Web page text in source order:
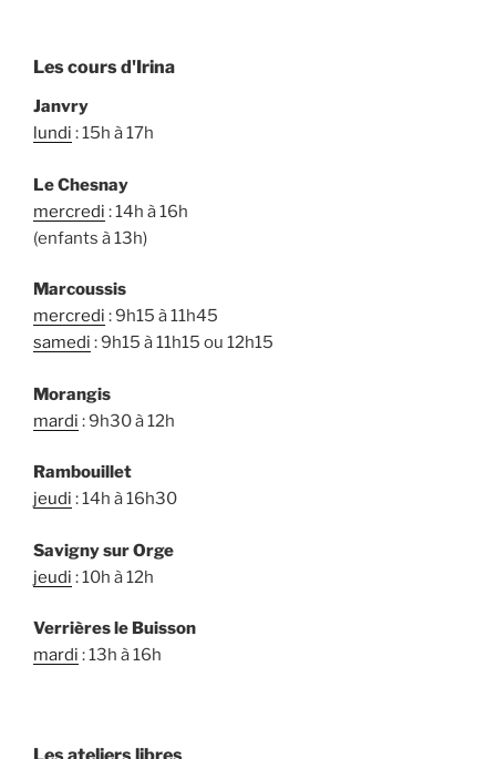
Les cours d'Irina
Janvry
lundi : 15h à 17h
Le Chesnay
mercredi : 14h à 16h
(enfants à 13h)
Marcoussis
mercredi : 9h15 à 11h45
samedi : 9h15 à 11h15 ou 12h15
Morangis
mardi : 9h30 à 12h
Rambouillet
jeudi : 14h à 16h30
Savigny sur Orge
jeudi : 10h à 12h
Verrières le Buisson
mardi : 13h à 16h